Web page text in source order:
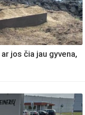
jos čia jau gyvena,